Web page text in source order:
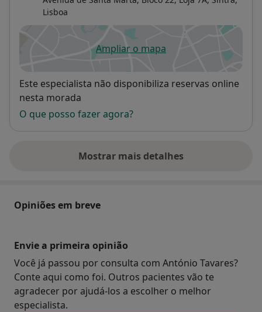
Lisboa
Ampliar o mapaabre num novo separador
Disponibilidade
Este especialista não disponibiliza reservas online
nesta morada
O que posso fazer agora?
Mostrar mais detalhes
sobre o endereço
Opiniões em breve
Envie a primeira opinião
Você já passou por consulta com António Tavares?
Conte aqui como foi. Outros pacientes vão te
agradecer por ajudá-los a escolher o melhor
especialista.